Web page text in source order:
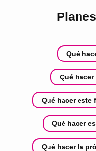
Qué
Qué hacer
Qué hacer este
Qué hacer
Qué hacer la